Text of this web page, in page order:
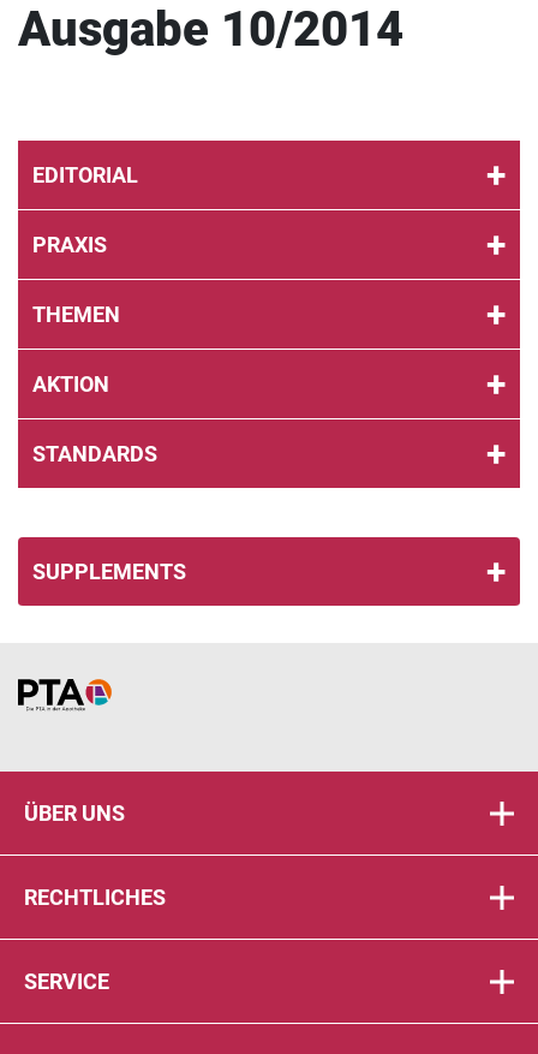
Ausgabe 10/2014
EDITORIAL
PRAXIS
THEMEN
AKTION
STANDARDS
SUPPLEMENTS
Home
ÜBER UNS
RECHTLICHES
SERVICE